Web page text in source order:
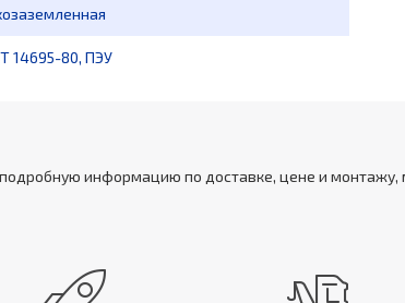
14695-80, ПЭУ
подробную информацию по доставке, цене и